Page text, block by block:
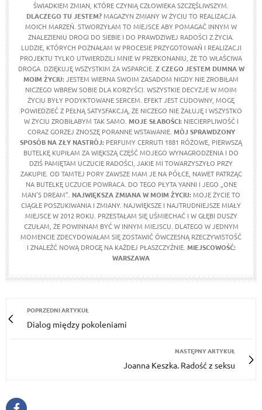
ŚWIADKIEM ZMIAN, KTÓRE CZYNIĄ CZŁOWIEKA SZCZĘŚLIWSZYM.
DLACZEGO TU JESTEM?MAGAZYN ZMIANY W ŻYCIU TO REALIZACJA
MOICH MARZEŃ. STWORZYŁAM TO MIEJSCE ABY POMAGAĆ INNYM W
ZNALEZIENIU DROGI DO SIEBIE I DO PRAWDZIWEJ RADOŚCI Z ŻYCIA.
LUDZIE, KTÓRYCH POZNAŁAM W PROCESIE PRZYGOTOWAŃ I REALIZACJI
PROJEKTU TYLKO UTWIERDZILI MNIE W PRZEKONANIU, ŻE TO WŁAŚCIWA
DROGA. DZIĘKUJĘ WSZYSTKIM ZA WSPARCIE. Z CZEGO JESTEM DUMNA W
MOIM ŻYCIU:JESTEM WIERNA SWOIM ZASADOM NIGDY NIE ZROBIŁAM
NICZEGO WBREW SOBIE DLA KORZYŚCI. WSZYSTKIE DECYZJE W MOIM
ŻYCIU BYŁY PODYKTOWANE SERCEM. EFEKT JEST CUDOWNY, MOGĘ
POWIEDZIEĆ Z PEŁNĄ SATYSFAKCJĄ, ŻE NICZEGO NIE ŻAŁUJĘ I WSZYSTKO
W ŻYCIU ZROBIŁABYM TAK SAMO. MOJE SŁABOŚCI:NIECIERPLIWOŚĆ I
CORAZ GORZEJ ZNOSZĘ PORANNE WSTAWANIE. MÓJ SPRAWDZONY
SPOSÓB NA ZŁY NASTRÓJ: PERFUMY CERRUTI 1881 RÓŻOWE, PIERWSZĄ
BUTELKĘ KUPIŁAM ZA WIĘKSZĄ CZĘŚĆ MOJEGO WYNAGRODZENIA I DO
DZIŚ PAMIĘTAM UCZUCIE RADOŚCI, JAKIE MI TOWARZYSZYŁO PRZY
ZAKUPIE. OD TAMTEJ PORY ZAWSZE MAM JE NA PÓŁCE, NAWET PATRZĄC
NA BUTELKĘ UCZUCIE POWRACA. DO TEGO PŁYTA YANNI I JEGO „ONE
MAN'S DREAM”. NAJWIĘKSZA ZMIANA W MOIM ŻYCIU:MOJE ŻYCIE TO
CIĄGŁE POSZUKIWANIA I ZMIANY. NAJWIĘKSZE I NAJTRUDNIEJSZE MIAŁY
MIEJSCE W 2012 ROKU. PRZESTAŁAM SIĘ UŚMIECHAĆ I W GŁĘBI DUSZY
CZUŁAM, ŻE POWINNAM BYĆ W INNYM MIEJSCU. DLATEGO W JEDNYM
MOMENCIE ZDECYDOWAŁAM SIĘ ZOSTAWIĆ ÓWCZESNĄ RZECZYWISTOŚĆ
I ZNALEŹĆ NOWĄ DROGĘ NA KAŻDEJ PŁASZCZYŹNIE. MIEJSCOWOŚĆ:
WARSZAWA
POPRZEDNI ARTYKUŁ
Dialog między pokoleniami
NASTĘPNY ARTYKUŁ
Joanna Keszka. Radość z seksu